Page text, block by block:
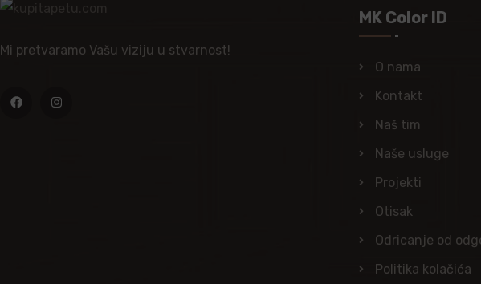
Mi pretvaramo Vašu viziju u stvarnost!
MK Color ID
O nama
Kontakt
Naš tim
Naše usluge
Projekti
Otisak
Odricanje od
Politika kolačića